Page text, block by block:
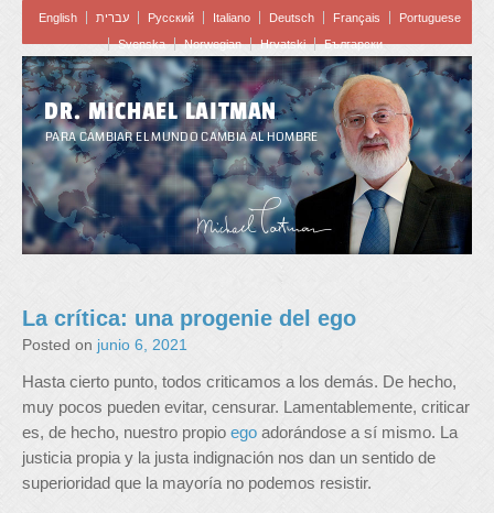
English עברית Pусский Italiano Deutsch Français
Portuguese
Svenska
Norwegian Hrvatski Български
DR. MICHAEL LAITMAN
PARA CAMBIAR EL MUNDO CAMBIA AL HOMBRE
La crítica: una progenie del ego
Posted on junio 6, 2021
Hasta cierto punto, todos criticamos a los demás. De hecho,
muy pocos pueden evitar, censurar. Lamentablemente, criticar
es, de hecho, nuestro propio ego adorándose a sí mismo. La
justicia propia y la justa indignación nos dan un sentido de
superioridad que la mayoría no podemos resistir.